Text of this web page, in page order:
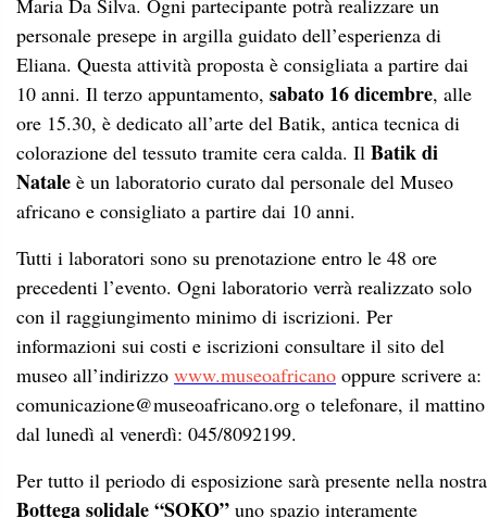
precedenti l’evento. Ogni laboratorio verrà realizzato solo
con il raggiungimento minimo di iscrizioni. Per
informazioni sui costi e iscrizioni consultare il sito del
museo all’indirizzowww.museoafricanooppure scrivere a:
comunicazione@museoafricano.org o telefonare, il mattino
dal lunedì al venerdì: 045/8092199.
Per tutto il periodo di esposizione sarà presente nella nostra
dedicato all’artigianato proveniente dalle missioni nel
mondo e articoli natalizi. Ingresso libero per il mercatino.
Orari d’apertura
Dal martedì al venerdì: 8.30-14.30 (ultimo ingresso ore 14)
Sabato e domenica solamente il 1° e il 3° fine settimana del
mese con orario 15.00-18.00.